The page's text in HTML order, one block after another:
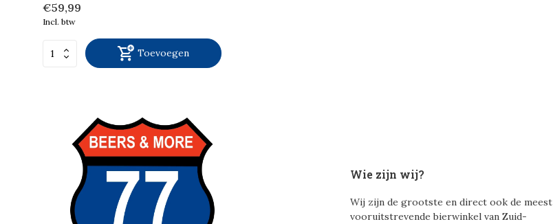
€59,99
Incl. btw
Toevoegen
Wie zijn wij?
Wij zijn de grootste en direct ook de meest
vooruitstrevende bierwinkel van Zuid-